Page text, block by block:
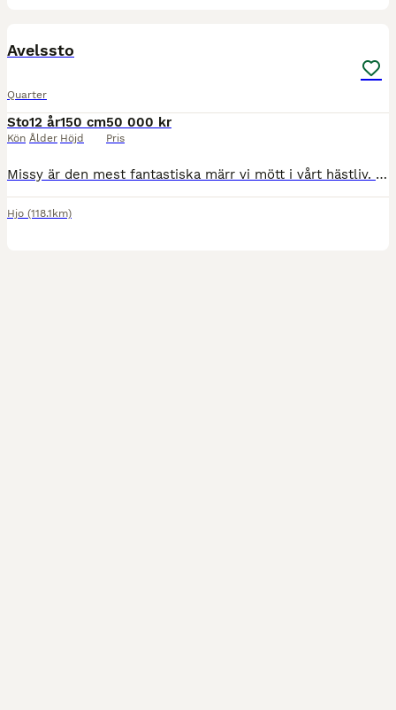
Avelssto
Quarter
Sto
Kön
12 år
Ålder
150 cm
Höjd
50 000 kr
Pris
Missy är den mest fantastiska märr vi mött i vårt hästliv. Hon är inte bara världens snällaste utan en sån otrolig mamma som älskar att vara just mamma. Vi har haft lyckan att fått 7 st fantanstiska
Hjo (118.1km)